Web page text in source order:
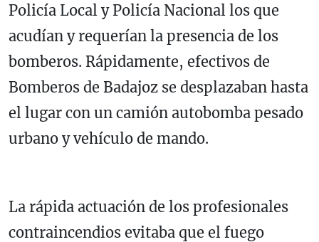
Policía Local y Policía Nacional los que
acudían y requerían la presencia de los
bomberos. Rápidamente, efectivos de
Bomberos de Badajoz se desplazaban hasta
el lugar con un camión autobomba pesado
urbano y vehículo de mando.
La rápida actuación de los profesionales
contraincendios evitaba que el fuego